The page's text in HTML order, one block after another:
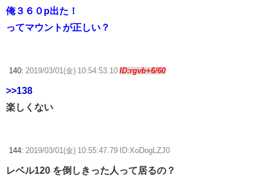
俺３６０p出た！
ってマウントが正しい？
140: 2019/03/01(金) 10:54:53.10 ID:rgvb+6/60
>>138
楽しくない
144: 2019/03/01(金) 10:55:47.79 ID:XoDogLZJ0
レベル120 を倒しきった人って居るの？